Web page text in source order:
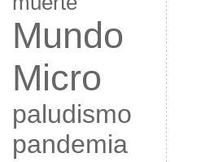
Mundo
Micro
paludismo
pandemia